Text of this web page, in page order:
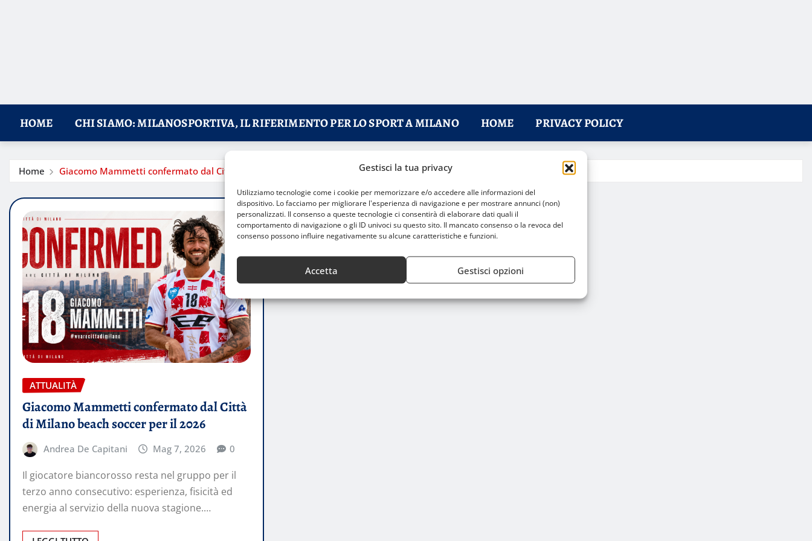
Gestisci la tua privacy
Utilizziamo tecnologie come i cookie per memorizzare e/o accedere alle informazioni del
dispositivo. Lo facciamo per migliorare l'esperienza di navigazione e per mostrare annunci (non)
personalizzati. Il consenso a queste tecnologie ci consentirà di elaborare dati quali il
comportamento di navigazione o gli ID univoci su questo sito. Il mancato consenso o la revoca del
consenso possono influire negativamente su alcune caratteristiche e funzioni.
Accetta Gestisci opzioni
HOME CHI SIAMO: MILANOSPORTIVA, IL RIFERIMENTO PER LO SPORT A MILANO HOME PRIVACY POLICY
Home Giacomo Mammetti confermato dal Città di Milano beach soccer per il 2026
ATTUALITÀ
Giacomo Mammetti confermato dal Città
di Milano beach soccer per il 2026
Andrea De Capitani Mag 7, 2026 0
Il giocatore biancorosso resta nel gruppo per il
terzo anno consecutivo: esperienza, fisicità ed
energia al servizio della nuova stagione.…